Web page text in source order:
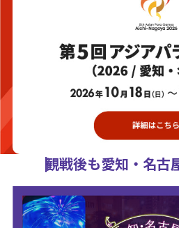
観戦後も愛知・名古